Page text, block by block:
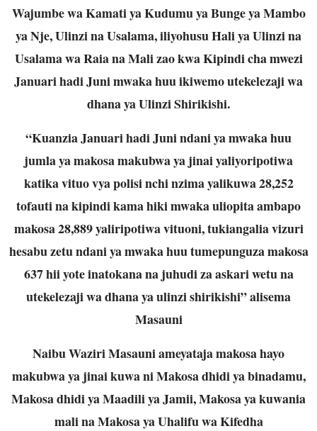
Wajumbe wa Kamati ya Kudumu ya Bunge ya Mambo
ya Nje, Ulinzi na Usalama, iliyohusu Hali ya Ulinzi na
Usalama wa Raia na Mali zao kwa Kipindi cha mwezi
Januari hadi Juni mwaka huu ikiwemo utekelezaji wa
dhana ya Ulinzi Shirikishi.
“Kuanzia Januari hadi Juni ndani ya mwaka huu
jumla ya makosa makubwa ya jinai yaliyoripotiwa
katika vituo vya polisi nchi nzima yalikuwa 28,252
tofauti na kipindi kama hiki mwaka uliopita ambapo
makosa 28,889 yaliripotiwa vituoni, tukiangalia vizuri
hesabu zetu ndani ya mwaka huu tumepunguza makosa
637 hii yote inatokana na juhudi za askari wetu na
utekelezaji wa dhana ya ulinzi shirikishi” alisema
Masauni
Naibu Waziri Masauni ameyataja makosa hayo
makubwa ya jinai kuwa ni Makosa dhidi ya binadamu,
Makosa dhidi ya Maadili ya Jamii, Makosa ya kuwania
mali na Makosa ya Uhalifu wa Kifedha